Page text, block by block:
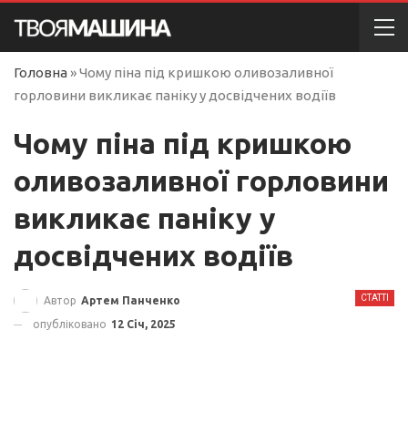
Головна »Чому піна під кришкою оливозаливної
горловини викликає паніку у досвідчених водіїв
Чому піна під кришкою
оливозаливної горловини
викликає паніку у
досвідчених водіїв
СТАТТІ
Автор Артем Панченко
опубліковано 12 Січ, 2025